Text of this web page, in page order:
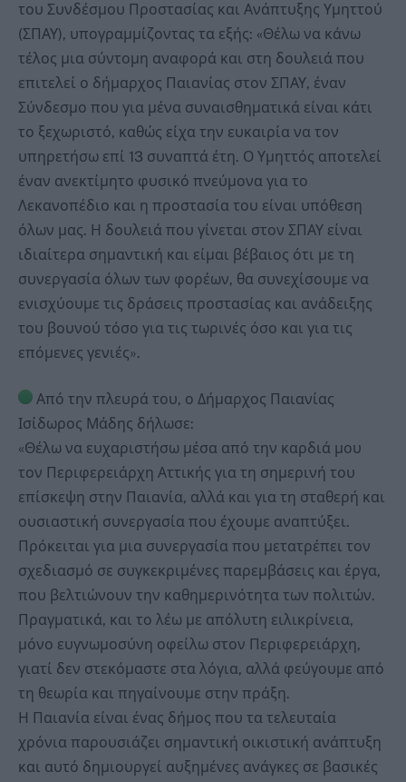
του Συνδέσμου Προστασίας και Ανάπτυξης Υμηττού
(ΣΠΑΥ), υπογραμμίζοντας τα εξής: «Θέλω να κάνω
τέλος μια σύντομη αναφορά και στη δουλειά που
επιτελεί ο δήμαρχος Παιανίας στον ΣΠΑΥ, έναν
Σύνδεσμο που για μένα συναισθηματικά είναι κάτι
το ξεχωριστό, καθώς είχα την ευκαιρία να τον
υπηρετήσω επί 13 συναπτά έτη. Ο Υμηττός αποτελεί
έναν ανεκτίμητο φυσικό πνεύμονα για το
Λεκανοπέδιο και η προστασία του είναι υπόθεση
όλων μας. Η δουλειά που γίνεται στον ΣΠΑΥ είναι
ιδιαίτερα σημαντική και είμαι βέβαιος ότι με τη
συνεργασία όλων των φορέων, θα συνεχίσουμε να
ενισχύουμε τις δράσεις προστασίας και ανάδειξης
του βουνού τόσο για τις τωρινές όσο και για τις
επόμενες γενιές».
Από την πλευρά του, ο Δήμαρχος Παιανίας
Ισίδωρος Μάδης δήλωσε:
«Θέλω να ευχαριστήσω μέσα από την καρδιά μου
τον Περιφερειάρχη Αττικής για τη σημερινή του
επίσκεψη στην Παιανία, αλλά και για τη σταθερή και
ουσιαστική συνεργασία που έχουμε αναπτύξει.
Πρόκειται για μια συνεργασία που μετατρέπει τον
σχεδιασμό σε συγκεκριμένες παρεμβάσεις και έργα,
που βελτιώνουν την καθημερινότητα των πολιτών.
Πραγματικά, και το λέω με απόλυτη ειλικρίνεια,
μόνο ευγνωμοσύνη οφείλω στον Περιφερειάρχη,
γιατί δεν στεκόμαστε στα λόγια, αλλά φεύγουμε από
τη θεωρία και πηγαίνουμε στην πράξη.
Η Παιανία είναι ένας δήμος που τα τελευταία
χρόνια παρουσιάζει σημαντική οικιστική ανάπτυξη
και αυτό δημιουργεί αυξημένες ανάγκες σε βασικές